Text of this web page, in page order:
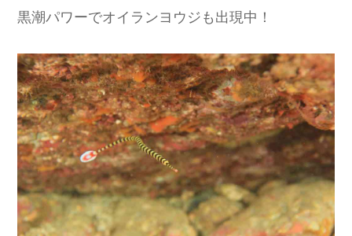
黒潮パワーでオイランヨウジも出現中！